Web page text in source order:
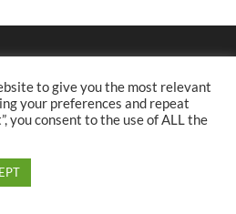
to give you the most relevant
your preferences and repeat
you consent to the use of ALL the